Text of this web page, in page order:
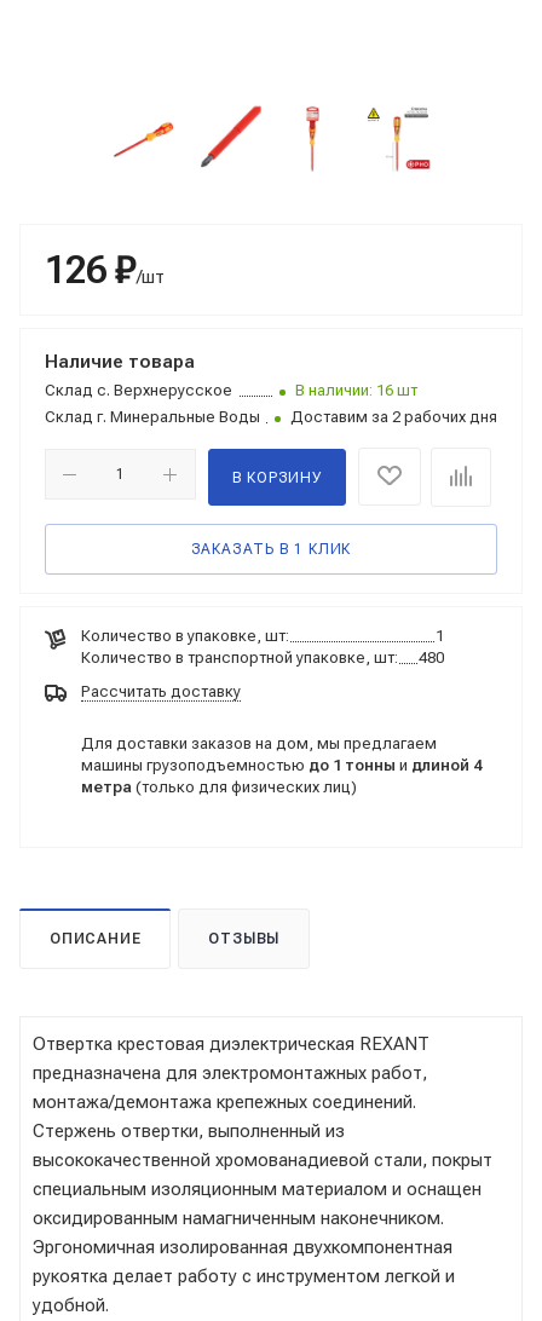
126 ₽/шт
Наличие товара
Склад с. Верхнерусское
В наличии: 16 шт
Склад г. Минеральные Воды Доставим за 2 рабочих дня
В КОРЗИНУ
ЗАКАЗАТЬ В 1 КЛИК
Количество в упаковке, шт:
1
Количество в транспортной упаковке, шт:
480
Рассчитать доставку
Для доставки заказов на дом, мы предлагаем
машины грузоподъемностью до 1 тонны и длиной 4
метра (только для физических лиц)
ОПИСАНИЕ ОТЗЫВЫ
Отвертка крестовая диэлектрическая REXANT
предназначена для электромонтажных работ,
монтажа/демонтажа крепежных соединений.
Стержень отвертки, выполненный из
высококачественной хромованадиевой стали, покрыт
специальным изоляционным материалом и оснащен
оксидированным намагниченным наконечником.
Эргономичная изолированная двухкомпонентная
рукоятка делает работу с инструментом легкой и
удобной.